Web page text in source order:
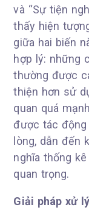
và “Sự tiện
thấy hiện
giữa hai biến
hợp lý: những
thường được
thiện hơn sử
quan quá
được tác
lòng, dẫn đến
nghĩa thống
quan trọng.
Giải pháp xử